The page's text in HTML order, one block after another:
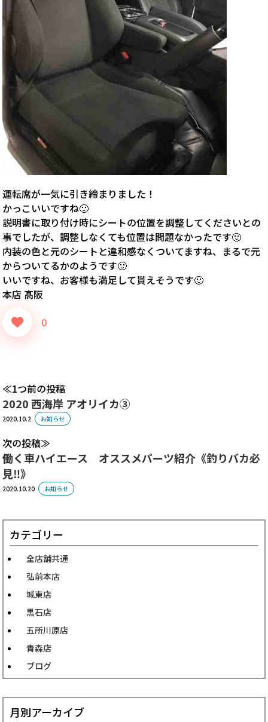
運転席が一気に引き締まりました！
かっこいいですね🙂
説明書に取り付け時にシートの位置を調整してくださいとの
事でしたが、調整しなくても位置は問題なかったです🙂
内装の色と元のシートと違和感なくついてますね、まるで元
からついてるかのようです🙂
いいですね、お客様も満足して貰えそうです🙂
本店 髙阪
0
1つ前の投稿
2020 西海岸 アオリイカ③
2020.10.2 お知らせ
次の投稿
働く車ハイエース オススメパーツ紹介《釣りバカ必
見‼️》
2020.10.20 お知らせ
カテゴリー
全店舗共通
弘前本店
城東店
黒石店
五所川原店
青森店
ブログ
月別アーカイブ